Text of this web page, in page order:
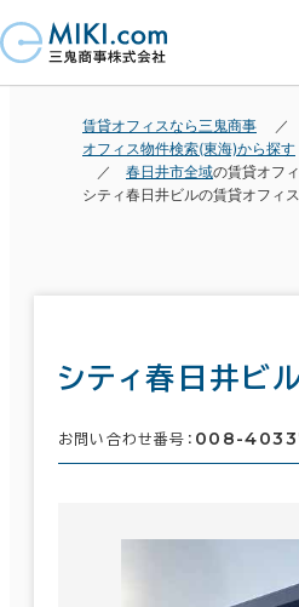
賃貸オフィスなら三鬼商事
オフィス物件検索(東海)から探す
春日井市全域の賃貸オフ
シティ春日井ビルの賃貸オフィス
シティ春日井ビ
お問い合わせ番号： 008-